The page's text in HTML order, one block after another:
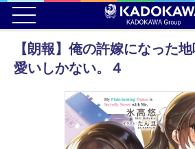
【朗報】俺の許嫁になった
愛いしかない。４